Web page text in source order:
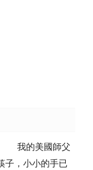
我的美國師父
子，小小的手已